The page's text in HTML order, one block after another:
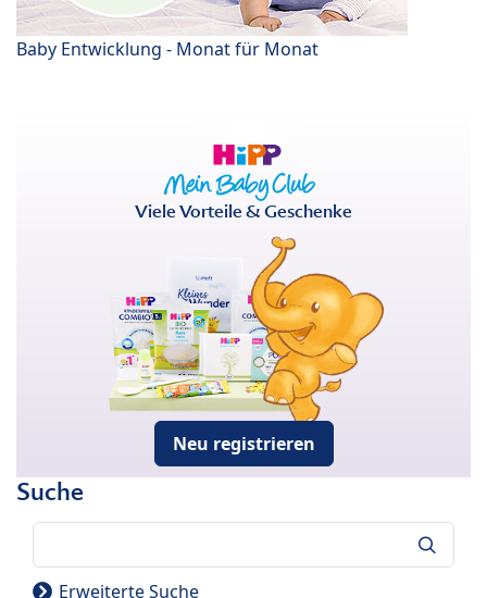
Baby Entwicklung - Monat für Monat
Viele Vorteile & Geschenke
Neu registrieren
Suche
Erweiterte Suche